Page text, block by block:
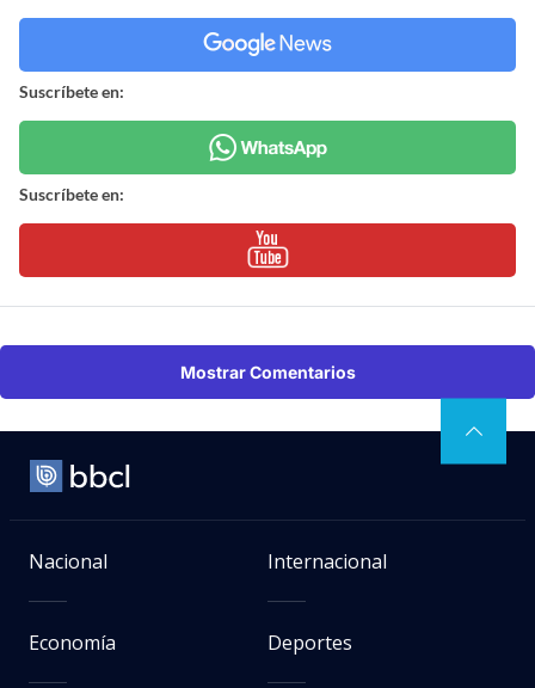
Suscríbete en:
Suscríbete en:
Mostrar Comentarios
Nacional Internacional
Economía Deportes